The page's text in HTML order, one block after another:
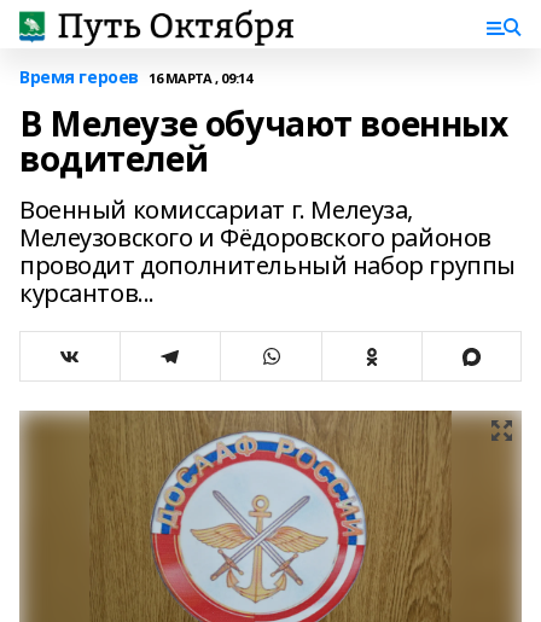
Время героев 16 МАРТА , 09:14
В Мелеузе обучают военных
водителей
Военный комиссариат г. Мелеуза,
Мелеузовского и Фёдоровского районов
проводит дополнительный набор группы
курсантов...